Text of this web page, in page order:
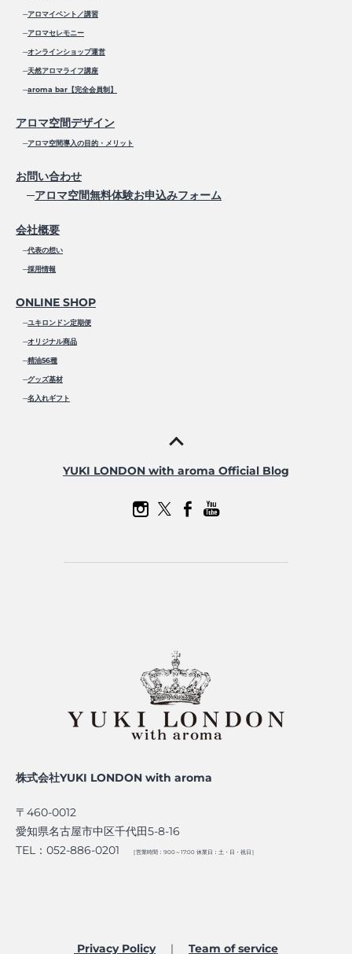
─アロマイベント／講習
─アロマセレモニー
─オンラインショップ運営
─天然アロマライフ講座
─aroma bar【完全会員制】
アロマ空間デザイン
─アロマ空間導入の目的・メリット
お問い合わせ
─アロマ空間無料体験お申込みフォーム
会社概要
─代表の想い
─採用情報
ONLINE SHOP
─ユキロンドン定期便
─オリジナル商品
─精油56種
─グッズ基材
─名入れギフト
YUKI LONDON with aroma Official Blog
株式会社YUKI LONDON with aroma
〒460-0012
愛知県名古屋市中区千代田5-8-16
TEL：052-886-0201
［営業時間：9:00～17:00 休業日：土・日・祝日］
Privacy Policy｜ Team of service​